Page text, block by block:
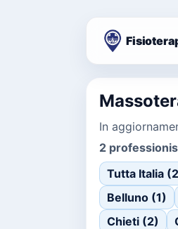
In
2
Tutta Italia
Belluno (1)
Chieti (2)